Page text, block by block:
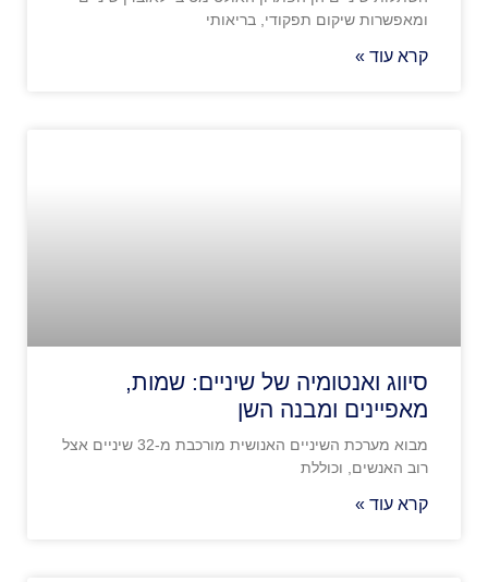
ומאפשרות שיקום תפקודי, בריאותי
קרא עוד »
סיווג ואנטומיה של שיניים: שמות,
מאפיינים ומבנה השן
מבוא מערכת השיניים האנושית מורכבת מ-32 שיניים אצל
רוב האנשים, וכוללת
קרא עוד »